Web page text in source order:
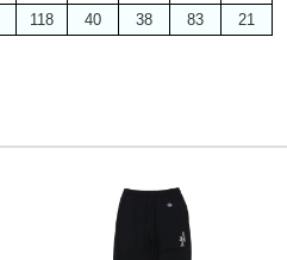
118 40 38 83 21